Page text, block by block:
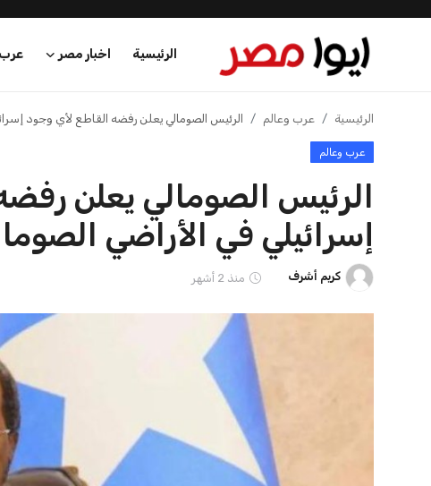
الرئيسية اخبار مصر عرب
الرئيسية
اخبار مصر
عرب وعالم
اخبار الرياضة
الرئيسية عرب وعالم الرئيس الصومالي يعلن رفضه القاطع لأي وجود
عرب وعالم
الرئيس الصومالي يعلن
إسرائيلي في الأراضي
كريم أشرف منذ 2 أشهر